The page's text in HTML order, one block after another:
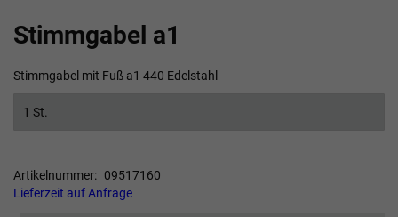
Stimmgabel a1
Stimmgabel mit Fuß a1 440 Edelstahl
1 St.
Artikelnummer
09517160
Lieferzeit auf Anfrage
Anfang
der
springen